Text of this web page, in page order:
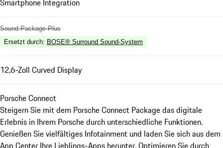
Smartphone Integration
Sound Package Plus
Ersetzt durch: BOSE® Surround Sound-System
12,6-Zoll Curved Display
Porsche Connect
Steigern Sie mit dem Porsche Connect Package das digitale
Erlebnis in Ihrem Porsche durch unterschiedliche Funktionen.
Genießen Sie vielfältiges Infotainment und laden Sie sich aus dem